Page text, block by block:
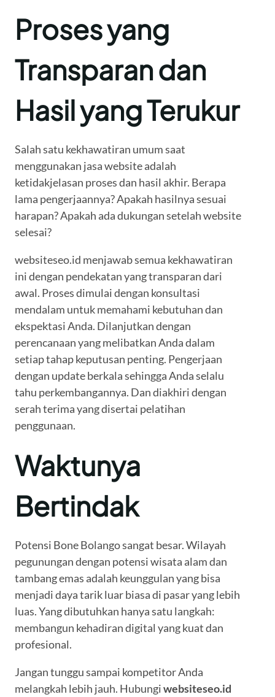
Proses yang
Transparan dan
Hasil yang Terukur
Salah satu kekhawatiran umum saat
menggunakan jasa website adalah
ketidakjelasan proses dan hasil akhir. Berapa
lama pengerjaannya? Apakah hasilnya sesuai
harapan? Apakah ada dukungan setelah website
selesai?
websiteseo.id menjawab semua kekhawatiran
ini dengan pendekatan yang transparan dari
awal. Proses dimulai dengan konsultasi
mendalam untuk memahami kebutuhan dan
ekspektasi Anda. Dilanjutkan dengan
perencanaan yang melibatkan Anda dalam
setiap tahap keputusan penting. Pengerjaan
dengan update berkala sehingga Anda selalu
tahu perkembangannya. Dan diakhiri dengan
serah terima yang disertai pelatihan
penggunaan.
Waktunya
Bertindak
Potensi Bone Bolango sangat besar. Wilayah
pegunungan dengan potensi wisata alam dan
tambang emas adalah keunggulan yang bisa
menjadi daya tarik luar biasa di pasar yang lebih
luas. Yang dibutuhkan hanya satu langkah:
membangun kehadiran digital yang kuat dan
profesional.
Jangan tunggu sampai kompetitor Anda
melangkah lebih jauh. Hubungiwebsiteseo.id